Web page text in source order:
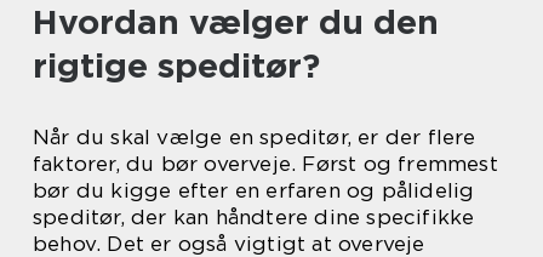
Hvordan vælger du den
rigtige speditør?
Når du skal vælge en speditør, er der flere
faktorer, du bør overveje. Først og fremmest
bør du kigge efter en erfaren og pålidelig
speditør, der kan håndtere dine specifikke
behov. Det er også vigtigt at overveje